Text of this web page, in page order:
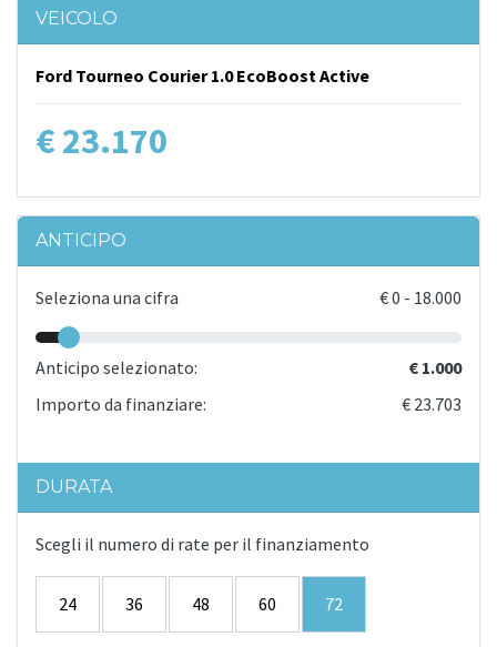
VEICOLO
Ford Tourneo Courier 1.0 EcoBoost Active
€ 23.170
ANTICIPO
Seleziona una cifra €0 - 18.000
Anticipo selezionato:
€ 1.000
Importo da finanziare:
€ 23.703
DURATA
Scegli il numero di rate per il finanziamento
24 36 48 60 72